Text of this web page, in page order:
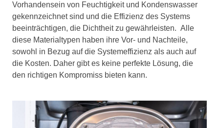
Vorhandensein von Feuchtigkeit und Kondenswasser
gekennzeichnet sind und die Effizienz des Systems
beeinträchtigen, die Dichtheit zu gewährleisten. Alle
diese Materialtypen haben ihre Vor- und Nachteile,
sowohl in Bezug auf die Systemeffizienz als auch auf
die Kosten. Daher gibt es keine perfekte Lösung, die
den richtigen Kompromiss bieten kann.